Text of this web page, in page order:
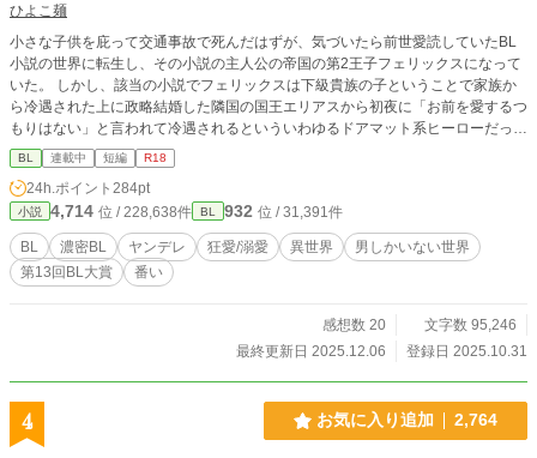
ひよこ麺
小さな子供を庇って交通事故で死んだはずが、気づいたら前世愛読していたBL
小説の世界に転生し、その小説の主人公の帝国の第2王子フェリックスになって
いた。 しかし、該当の小説でフェリックスは下級貴族の子ということで家族か
ら冷遇された上に政略結婚した隣国の国王エリアスから初夜に「お前を愛するつ
もりはない」と言われて冷遇されるといういわゆるドアマット系ヒーローだっ
た。 どうせなら、特に波風のないラブコメBLの世界に生まれ変わりたかったが
仕方ない。 しかし、フェリックスのように酷い冷遇に耐えきれるメンタルは温
室育ちの日本人にはないし、結末を読む前に死んだのでフェリックスを救うであ
ろう運命の相手も良く分からない。 ならば、とりあえず初夜に拒絶されてエリ
アスが部屋を出た後、こっそり城から逃げ出して前世の農業系スキルを活かして
スローライフ系主人公にジョブチェンジしようと心に誓う。 運命の結婚式、原
作では終始無表情であるはずのエリアスの様子が、ずっと苦し気に呼吸が荒い上
される初夜に突入。しかし、逃げる準備と最低限の荷物を準備してエリアスを待
を晒していた。小説に描写はないが露出狂だったらしい。 「ああ、我が愛しい
半身。やっとひとつになれる」 「えっ！？」 露出狂かと思ったエリアスに激し
く求められてしまったフェリックスはなし崩し的に初夜を終えてしまい、その後
も「フェリックスをこの世界一番幸せにしたい」と蕩けた表情で宣言されて逃げ
BL 連載中 短編 R18
24h.ポイント 284pt
小説 4,714 位 / 228,638件 BL 932 位 / 31,391件
BL 濃密BL ヤンデレ 狂愛/溺愛 異世界
男しかいない世界
第13回BL大賞
番い
感想数 20
文字数 95,246
最終更新日 2025.12.06
登録日 2025.10.31
4 お気に入り追加 2,764